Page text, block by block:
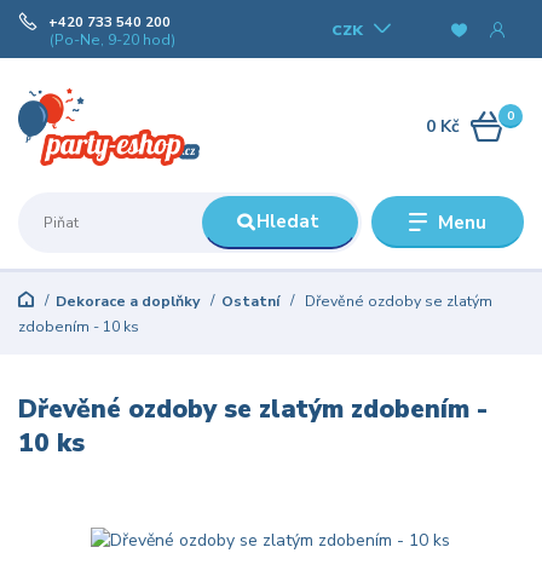
Menu
CZK
Hledat
+420 733 540 200
(Po-Ne, 9-20 hod)
0
0 Kč
Dekorace a doplňky Ostatní
Dřevěné ozdoby se zlatým
zdobením - 10 ks
Dřevěné ozdoby se zlatým zdobením -
10 ks